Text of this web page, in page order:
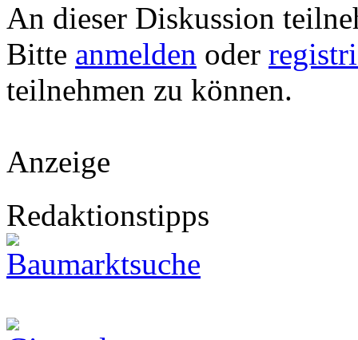
An dieser Diskussion
Bitte anmelden oder
teilnehmen zu können.
Anzeige
Redaktionstipps